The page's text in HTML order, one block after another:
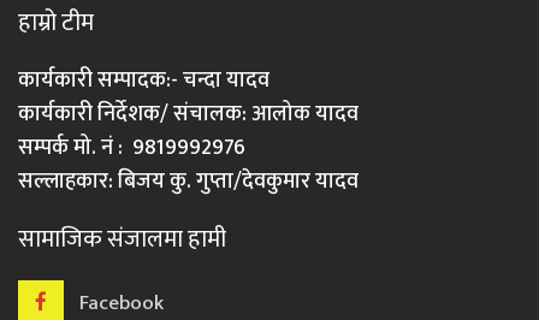
हाम्रो टीम
कार्यकारी सम्पादक:- चन्दा यादव
कार्यकारी निर्देशक/ संचालक: आलोक यादव
सम्पर्क मो. नं : 9819992976
सल्लाहकार: बिजय कु. गुप्ता/देवकुमार यादव
सामाजिक संजालमा हामी
Facebook